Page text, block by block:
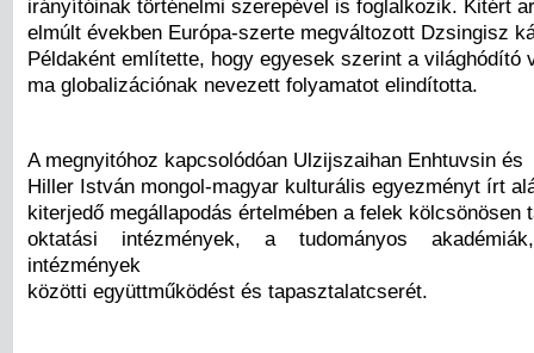
irányítóinak történelmi szerepével is foglalkozik. Kitért
elmúlt években Európa-szerte megváltozott Dzsingisz
Példaként említette, hogy egyesek szerint a világhódító
ma globalizációnak nevezett folyamatot elindította.
A megnyitóhoz kapcsolódóan Ulzijszaihan Enhtuvsin és
Hiller István mongol-magyar kulturális egyezményt írt
kiterjedő megállapodás értelmében a felek kölcsönösen
oktatási intézmények, a tudományos
intézmények
közötti együttműködést és tapasztalatcserét.